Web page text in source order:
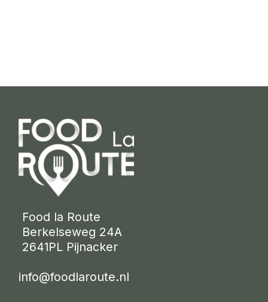
Food la Route
Berkelseweg 24A
2641PL Pijnacker
info@foodlaroute.nl